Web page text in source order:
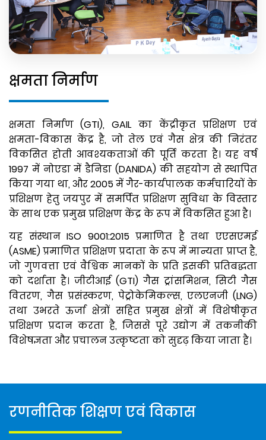
क्षमता निर्माण
क्षमता निर्माण (GTI), GAIL का केंद्रीकृत प्रशिक्षण एवं
क्षमता-विकास केंद्र है, जो तेल एवं गैस क्षेत्र की निरंतर
विकसित होती आवश्यकताओं की पूर्ति करता है। यह वर्ष
1997 में नोएडा में डैनिडा (DANIDA) की सहयोग से स्थापित
किया गया था, और 2005 में गैर-कार्यपालक कर्मचारियों के
प्रशिक्षण हेतु जयपुर में समर्पित प्रशिक्षण सुविधा के विस्तार
के साथ एक प्रमुख प्रशिक्षण केंद्र के रूप में विकसित हुआ है।
यह संस्थान ISO 9001:2015 प्रमाणित है तथा एएसएमई
(ASME) प्रमाणित प्रशिक्षण प्रदाता के रूप में मान्यता प्राप्त है,
जो गुणवत्ता एवं वैश्विक मानकों के प्रति इसकी प्रतिबद्धता
को दर्शाता है। जीटीआई (GTI) गैस ट्रांसमिशन, सिटी गैस
वितरण, गैस प्रसंस्करण, पेट्रोकेमिकल्स, एलएनजी (LNG)
तथा उभरते ऊर्जा क्षेत्रों सहित प्रमुख क्षेत्रों में विशेषीकृत
प्रशिक्षण प्रदान करता है, जिससे पूरे उद्योग में तकनीकी
विशेषज्ञता और प्रचालन उत्कृष्टता को सुदृढ़ किया जाता है।
रणनीतिक शिक्षण एवं विकास